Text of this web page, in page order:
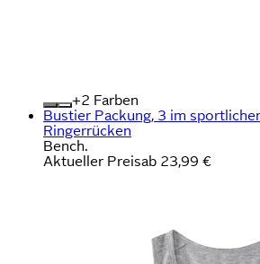
+
Farben
Bustier Packung, 3 im
Ringerrücken
Bench.
Aktueller Preisab 23,99 €